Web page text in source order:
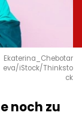
Ekaterina_Chebotar
eva/iStock/Thinksto
ck
noch zu